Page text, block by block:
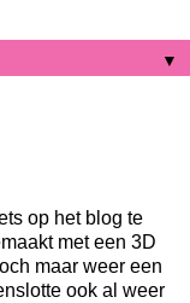
▼
op het blog te
met een 3D
maar weer een
ook al weer